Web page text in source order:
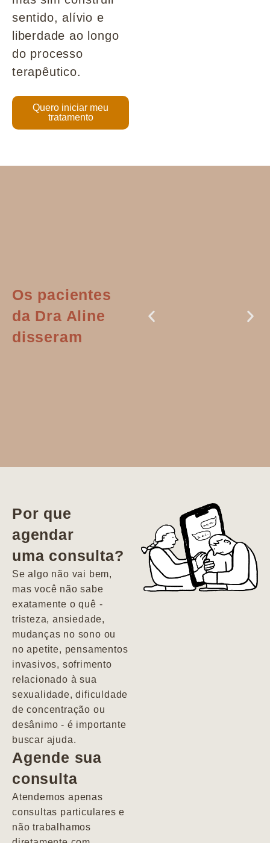
sentido, alívio e
liberdade ao longo
do processo
terapêutico.
Quero iniciar meu
tratamento
Os pacientes
da Dra Aline
disseram
vida. Ela me
encontrou num
estado misto de
depressão e
agitação com
pensamentos
Por que
agendar
uma consulta?
Se algo não vai bem,
mas você não sabe
exatamente o quê -
tristeza, ansiedade,
mudanças no sono ou
no apetite, pensamentos
invasivos, sofrimento
relacionado à sua
sexualidade, dificuldade
de concentração ou
desânimo - é importante
buscar ajuda.
Agende sua
consulta
Atendemos apenas
consultas particulares e
não trabalhamos